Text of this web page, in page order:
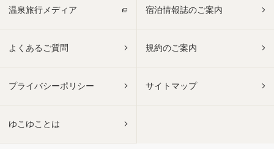
温泉旅行メディア 宿泊情報誌のご案内
よくあるご質問 規約のご案内
プライバシーポリシー サイトマップ
ゆこゆことは